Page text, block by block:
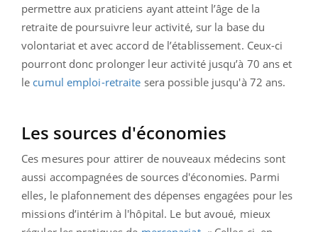
permettre aux praticiens ayant atteint l’âge de la
retraite de poursuivre leur activité, sur la base du
volontariat et avec accord de l’établissement. Ceux-ci
pourront donc prolonger leur activité jusqu’à 70 ans et
le cumul emploi-retraite sera possible jusqu'à 72 ans.
Les sources d'économies
Ces mesures pour attirer de nouveaux médecins sont
aussi accompagnées de sources d'économies. Parmi
elles, le plafonnement des dépenses engagées pour les
missions d’intérim à l'hôpital. Le but avoué, mieux